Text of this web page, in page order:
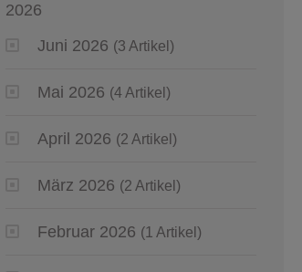
2026
Juni 2026 (3 Artikel)
Mai 2026 (4 Artikel)
April 2026 (2 Artikel)
März 2026 (2 Artikel)
Februar 2026 (1 Artikel)